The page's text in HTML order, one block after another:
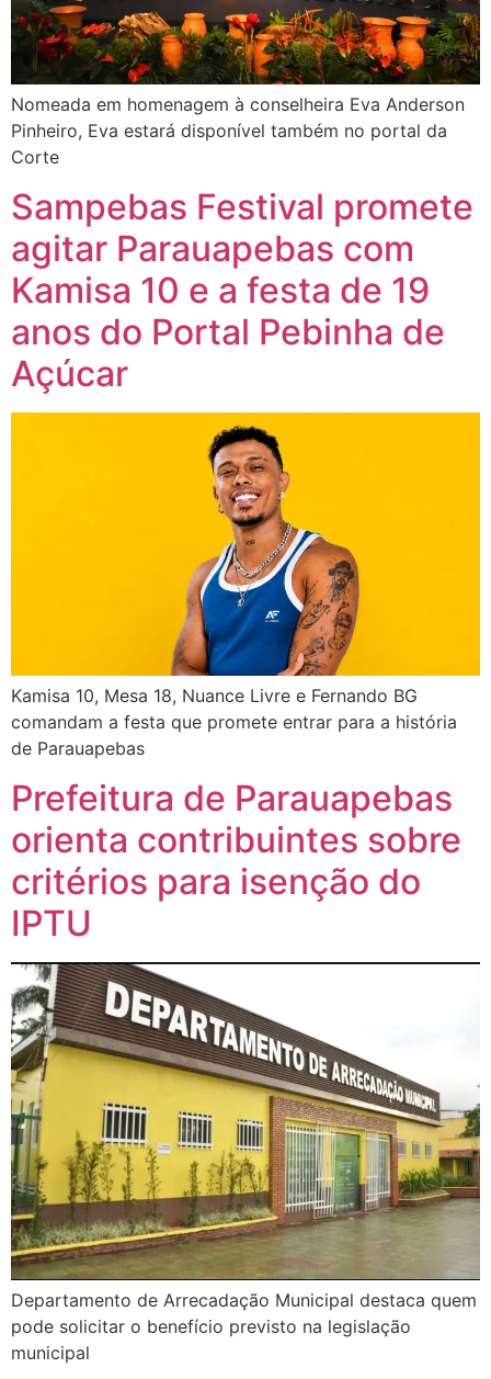
Nomeada em homenagem à conselheira Eva Anderson
Pinheiro, Eva estará disponível também no portal da
Corte
Sampebas Festival promete
agitar Parauapebas com
Kamisa 10 e a festa de 19
anos do Portal Pebinha de
Açúcar
Kamisa 10, Mesa 18, Nuance Livre e Fernando BG
comandam a festa que promete entrar para a história
de Parauapebas
Prefeitura de Parauapebas
orienta contribuintes sobre
critérios para isenção do
IPTU
Departamento de Arrecadação Municipal destaca quem
pode solicitar o benefício previsto na legislação
municipal